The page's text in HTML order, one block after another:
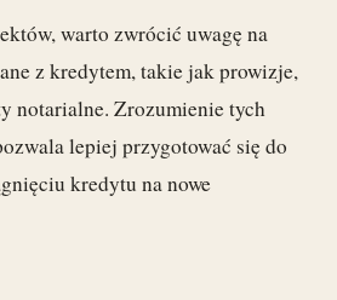
warto zwrócić uwagę na
z kredytem, takie jak prowizje,
notarialne. Zrozumienie tych
lepiej przygotować się do
kredytu na nowe